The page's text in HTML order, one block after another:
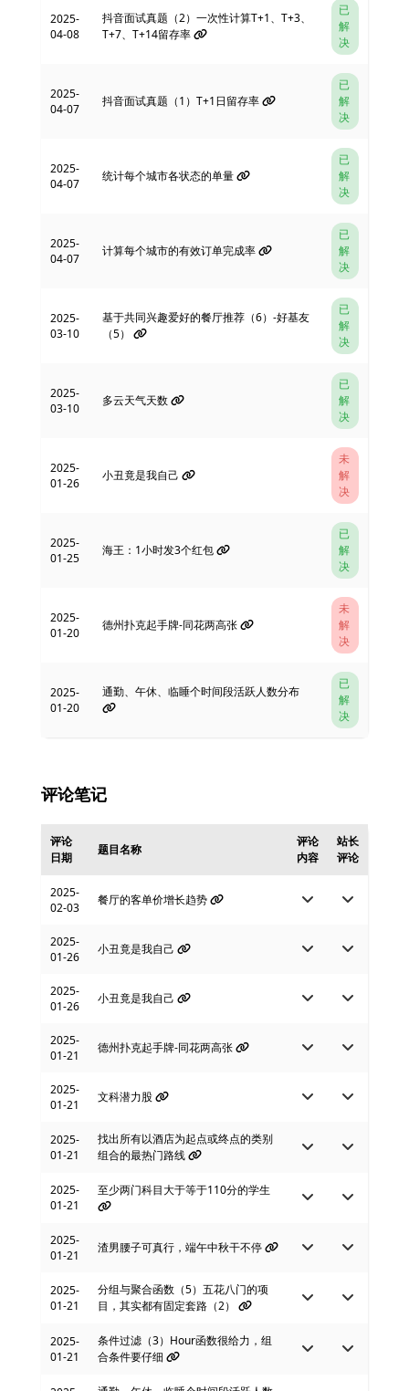
2025-
04-08
抖音面试真题（2）一次性计算T+1、T+3、
T+7、T+14留存率
已
解
决
2025-
04-07
抖音面试真题（1）T+1日留存率
已
解
决
2025-
04-07
统计每个城市各状态的单量
已
解
决
2025-
04-07
计算每个城市的有效订单完成率
已
解
决
2025-
03-10
基于共同兴趣爱好的餐厅推荐（6）-好基友
（5）
已
解
决
2025-
03-10
多云天气天数
已
解
决
2025-
01-26
小丑竟是我自己
未
解
决
2025-
01-25
海王：1小时发3个红包
已
解
决
2025-
01-20
德州扑克起手牌-同花两高张
未
解
决
2025-
01-20
通勤、午休、临睡个时间段活跃人数分布
已
解
决
评论笔记
评论
日期
题目名称
评论
内容
站长
评论
2025-
02-03
餐厅的客单价增长趋势
2025-
01-26
小丑竟是我自己
2025-
01-26
小丑竟是我自己
2025-
01-21
德州扑克起手牌-同花两高张
2025-
01-21
文科潜力股
2025-
01-21
找出所有以酒店为起点或终点的类别
组合的最热门路线
2025-
01-21
至少两门科目大于等于110分的学生
2025-
01-21
渣男腰子可真行，端午中秋干不停
2025-
01-21
分组与聚合函数（5）五花八门的项
目，其实都有固定套路（2）
2025-
01-21
条件过滤（3）Hour函数很给力，组
合条件要仔细